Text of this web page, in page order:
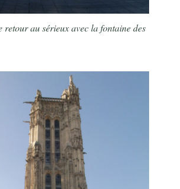
retour au sérieux avec la fontaine des